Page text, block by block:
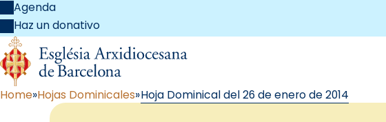
Agenda
Haz un donativo
Home Hojas Dominicales Hoja Dominical del 26 de enero de 2014